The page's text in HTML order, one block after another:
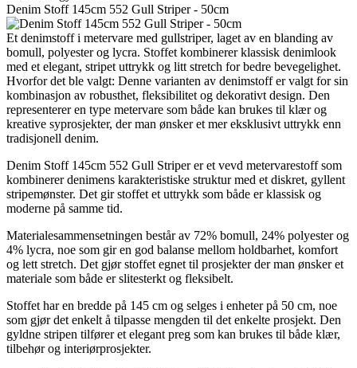
Denim Stoff 145cm 552 Gull Striper - 50cm
Et denimstoff i metervare med gullstriper, laget av en blanding av
bomull, polyester og lycra. Stoffet kombinerer klassisk denimlook
med et elegant, stripet uttrykk og litt stretch for bedre bevegelighet.
Hvorfor det ble valgt: Denne varianten av denimstoff er valgt for sin
kombinasjon av robusthet, fleksibilitet og dekorativt design. Den
representerer en type metervare som både kan brukes til klær og
kreative syprosjekter, der man ønsker et mer eksklusivt uttrykk enn
tradisjonell denim.
Denim Stoff 145cm 552 Gull Striper er et vevd metervarestoff som
kombinerer denimens karakteristiske struktur med et diskret, gyllent
stripemønster. Det gir stoffet et uttrykk som både er klassisk og
moderne på samme tid.
Materialesammensetningen består av 72% bomull, 24% polyester og
4% lycra, noe som gir en god balanse mellom holdbarhet, komfort
og lett stretch. Det gjør stoffet egnet til prosjekter der man ønsker et
materiale som både er slitesterkt og fleksibelt.
Stoffet har en bredde på 145 cm og selges i enheter på 50 cm, noe
som gjør det enkelt å tilpasse mengden til det enkelte prosjekt. Den
gyldne stripen tilfører et elegant preg som kan brukes til både klær,
tilbehør og interiørprosjekter.